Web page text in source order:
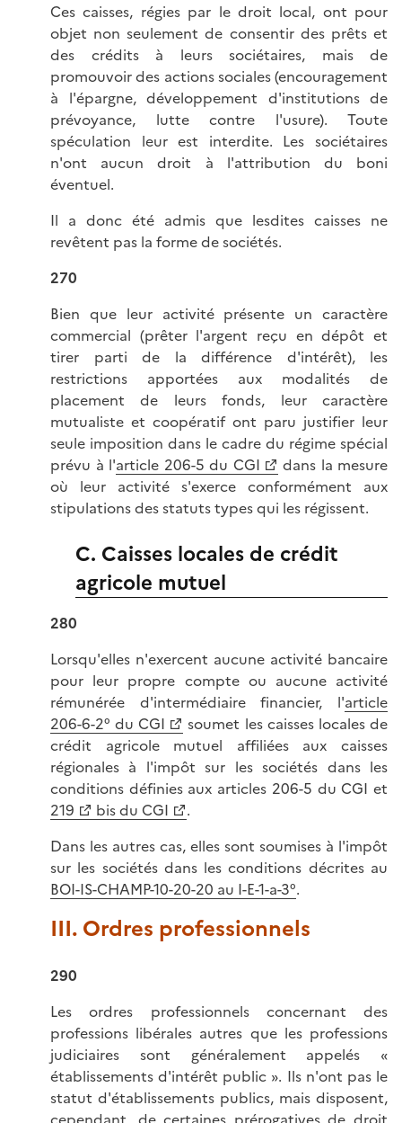
Ces caisses, régies par le droit local, ont pour
objet non seulement de consentir des prêts et
des crédits à leurs sociétaires, mais de
promouvoir des actions sociales (encouragement
à l'épargne, développement d'institutions de
prévoyance, lutte contre l'usure). Toute
spéculation leur est interdite. Les sociétaires
n'ont aucun droit à l'attribution du boni
éventuel.
Il a donc été admis que lesdites caisses ne
revêtent pas la forme de sociétés.
270
Bien que leur activité présente un caractère
commercial (prêter l'argent reçu en dépôt et
tirer parti de la différence d'intérêt), les
restrictions apportées aux modalités de
placement de leurs fonds, leur caractère
mutualiste et coopératif ont paru justifier leur
seule imposition dans le cadre du régime spécial
prévu à l'article 206-5 du CGI
dans la mesure
où leur activité s'exerce conformément aux
stipulations des statuts types qui les régissent.
C. Caisses locales de crédit
agricole mutuel
280
Lorsqu'elles n'exercent aucune activité bancaire
pour leur propre compte ou aucune activité
rémunérée d'intermédiaire financier, l'article
206-6-2° du CGI
soumet les caisses locales de
crédit agricole mutuel affiliées aux caisses
régionales à l'impôt sur les sociétés dans les
conditions définies aux articles 206-5 du CGI et
219
bis du CGI
.
Dans les autres cas, elles sont soumises à l'impôt
sur les sociétés dans les conditions décrites au
BOI-IS-CHAMP-10-20-20 au I-E-1-a-3°.
III. Ordres professionnels
290
Les ordres professionnels concernant des
professions libérales autres que les professions
judiciaires sont généralement appelés «
établissements d'intérêt public ». Ils n'ont pas le
statut d'établissements publics, mais disposent,